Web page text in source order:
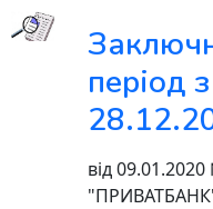
період
від